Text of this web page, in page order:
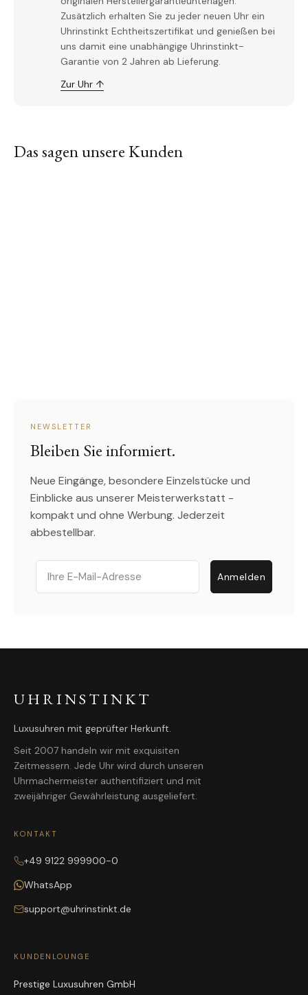
Zusätzlich erhalten Sie zu jeder neuen Uhr ein
Uhrinstinkt Echtheitszertifikat und genießen bei
uns damit eine unabhängige Uhrinstinkt-
Garantie von 2 Jahren ab Lieferung.
Zur Uhr ↑
Das sagen unsere Kunden
NEWSLETTER
Bleiben Sie informiert.
Neue Eingänge, besondere Einzelstücke und
Einblicke aus unserer Meisterwerkstatt -
kompakt und ohne Werbung. Jederzeit
abbestellbar.
Email
Anmelden
UHRINSTINKT
Luxusuhren mit geprüfter Herkunft.
Seit 2007 handeln wir mit exquisiten
Zeitmessern. Jede Uhr wird durch unseren
Uhrmachermeister authentifiziert und mit
zweijähriger Gewährleistung ausgeliefert.
KONTAKT
+49 9122 999900-0
WhatsApp
support@uhrinstinkt.de
KUNDENLOUNGE
Prestige Luxusuhren GmbH